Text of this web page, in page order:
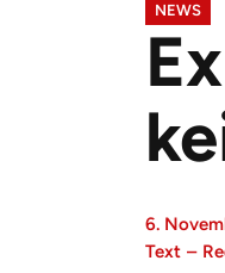
NEWS
6.
Text –